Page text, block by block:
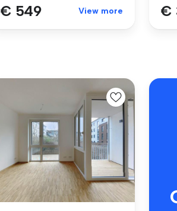
€ 549 View more €